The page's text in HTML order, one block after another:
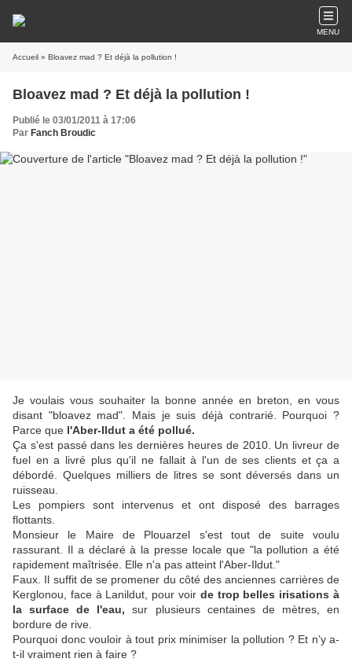
MENU
Accueil » Bloavez mad ? Et déjà la pollution !
Bloavez mad ? Et déjà la pollution !
Publié le 03/01/2011 à 17:06
Par Fanch Broudic
Je voulais vous souhaiter la bonne année en breton, en vous
disant "bloavez mad". Mais je suis déjà contrarié. Pourquoi ?
Parce que l'Aber-Ildut a été pollué.
Ça s'est passé dans les dernières heures de 2010. Un livreur de
fuel en a livré plus qu'il ne fallait à l'un de ses clients et ça a
débordé. Quelques milliers de litres se sont déversés dans un
ruisseau.
Les pompiers sont intervenus et ont disposé des barrages
flottants.
Monsieur le Maire de Plouarzel s'est tout de suite voulu
rassurant. Il a déclaré à la presse locale que "la pollution a été
rapidement maîtrisée. Elle n'a pas atteint l'Aber-Ildut."
Faux. Il suffit de se promener du côté des anciennes carrières de
Kerglonou, face à Lanildut, pour voir de trop belles irisations à
la surface de l'eau, sur plusieurs centaines de mètres, en
bordure de rive.
Pourquoi donc vouloir à tout prix minimiser la pollution ? Et n’y a-
t-il vraiment rien à faire ?